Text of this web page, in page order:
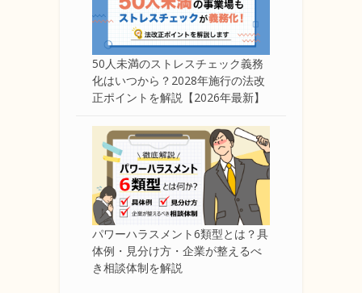
50人未満のストレスチェック義務
化はいつから？2028年施行の法改
正ポイントを解説【2026年最新】
パワーハラスメント6類型とは？具
体例・見分け方・企業が整えるべ
き相談体制を解説